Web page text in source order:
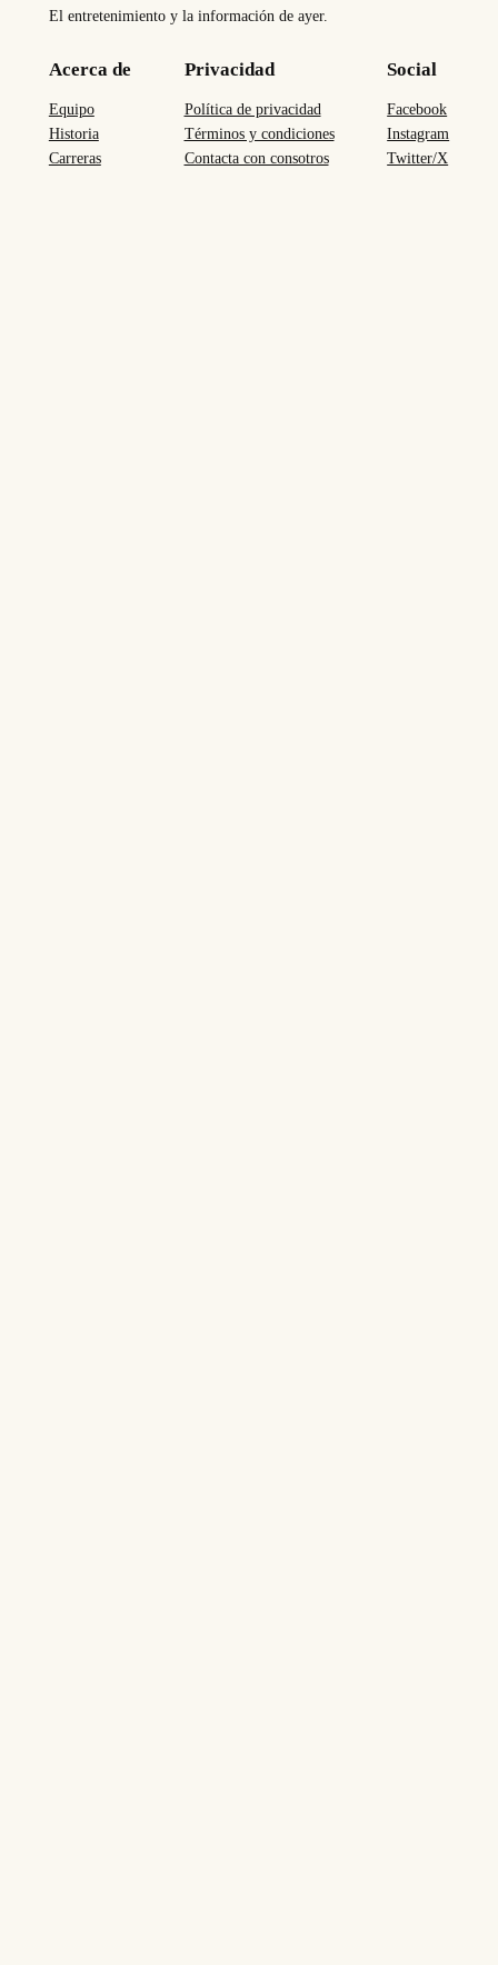
El entretenimiento y la información de ayer.
Acerca de
Equipo
Historia
Carreras
Privacidad
Política de privacidad
Términos y condiciones
Contacta con consotros
Social
Facebook
Instagram
Twitter/X